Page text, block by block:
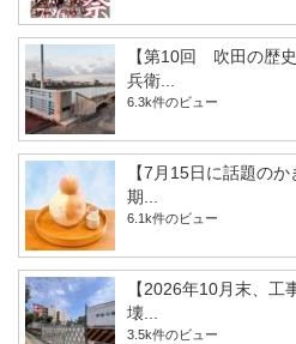
【第10回 吹田の歴
兵衛...
6.3k件のビュー
【7月15日に話題の
期...
6.1k件のビュー
【2026年10月末、工
壊...
3.5k件のビュー